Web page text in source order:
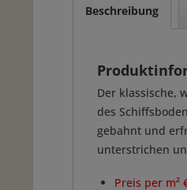
Beschreibung
Der klassische,
des
gebahnt und
unterstrichen
Preis per m²